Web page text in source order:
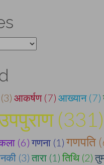
आकर्षण (7) आख्यान (7)
(331)
(6) गणना (1) गणपति
(3) तारा (1) तिथि (2)